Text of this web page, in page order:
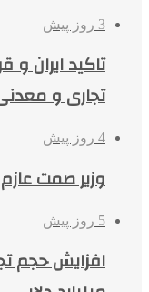
3 روز پیش
تاکید ایران
تجاری و
4 روز پیش
وزیر صمت
5 روز پیش